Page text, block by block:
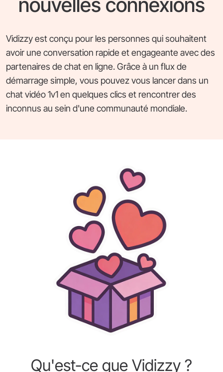
Vidizzy est conçu pour les personnes qui souhaitent
avoir une conversation rapide et engageante avec des
partenaires de chat en ligne. Grâce à un flux de
démarrage simple, vous pouvez vous lancer dans un
chat vidéo 1v1 en quelques clics et rencontrer des
inconnus au sein d'une communauté mondiale.
Qu'est-ce que Vidizzy ?